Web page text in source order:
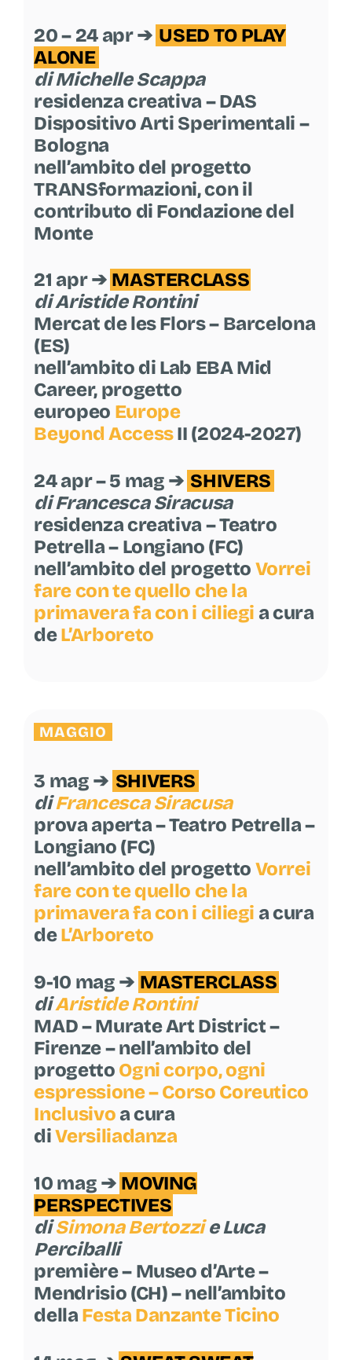
20 – 24 apr ➔ USED TO PLAY
ALONE
di Michelle Scappa
residenza creativa – DAS
Dispositivo Arti Sperimentali –
Bologna
nell’ambito del progetto
TRANSformazioni, con il
contributo di Fondazione del
Monte
21 apr ➔ MASTERCLASS
di Aristide Rontini
Mercat de les Flors – Barcelona
(ES)
nell’ambito di Lab EBA Mid
Career, progetto
europeo Europe
Beyond AccessII (2024-2027)
24 apr – 5 mag ➔ SHIVERS
di Francesca Siracusa
residenza creativa – Teatro
Petrella – Longiano (FC)
nell’ambito del progetto Vorrei
fare con te quello che la
primavera fa con i ciliegi a cura
deL’Arboreto
MAGGIO
3 mag ➔ SHIVERS
diFrancesca Siracusa
prova aperta – Teatro Petrella –
Longiano (FC)
nell’ambito del progetto Vorrei
fare con te quello che la
primavera fa con i ciliegi a cura
deL’Arboreto
9-10 mag ➔ MASTERCLASS
diAristide Rontini
MAD – Murate Art District –
Firenze – nell’ambito del
progetto Ogni corpo, ogni
espressione – Corso Coreutico
Inclusivo a cura
diVersiliadanza
10 mag ➔ MOVING
PERSPECTIVES
diSimona Bertozzie Luca
Perciballi
première – Museo d’Arte –
Mendrisio (CH) – nell’ambito
dellaFesta Danzante Ticino